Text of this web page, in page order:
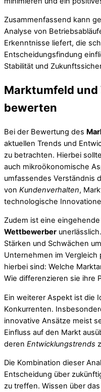
Zusammenfassend kann
Analyse von
Erkenntnisse liefert, die
Entscheidungsfindung
Stabilität und
Marktumfeld
bewerten
Bei der Bewertung des
aktuellen Trends und
zu betrachten. Hierbei
auch mikroökonomische
umfassendes Verständnis
von Kundenverhalten,
technologische
Zudem ist eine
Wettbewerber
Stärken und Schwächen
Unternehmen im
hierbei sind: Welche
Wie differenzieren sie ihre
Ein weiterer Aspekt ist die
Konkurrenten.
innovative Ansätze meist
Einfluss auf den Markt
deren Entwicklungstrends
Die Kombination dieser
Entscheidung über
zu treffen. Wissen über